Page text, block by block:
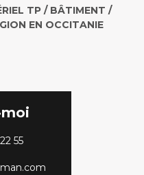
TP / BÂTIMENT /
EN OCCITANIE
55